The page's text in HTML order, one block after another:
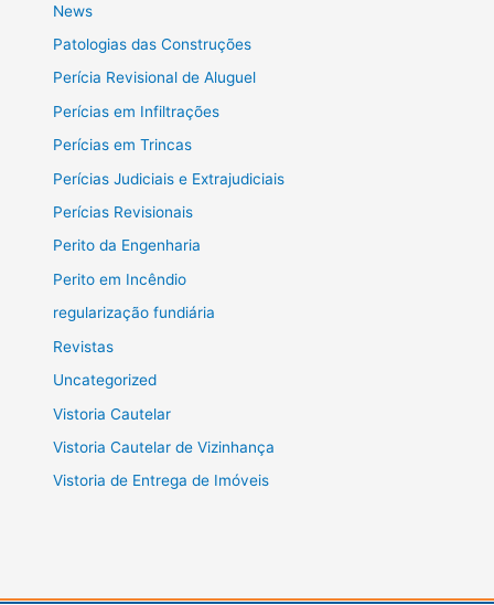
News
Patologias das Construções
Perícia Revisional de Aluguel
Perícias em Infiltrações
Perícias em Trincas
Perícias Judiciais e Extrajudiciais
Perícias Revisionais
Perito da Engenharia
Perito em Incêndio
regularização fundiária
Revistas
Uncategorized
Vistoria Cautelar
Vistoria Cautelar de Vizinhança
Vistoria de Entrega de Imóveis